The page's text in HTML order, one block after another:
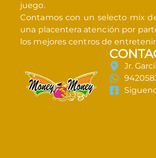
juego.
Contamos con un selecto mix
una placentera atención por
los mejores centros de
Jr.